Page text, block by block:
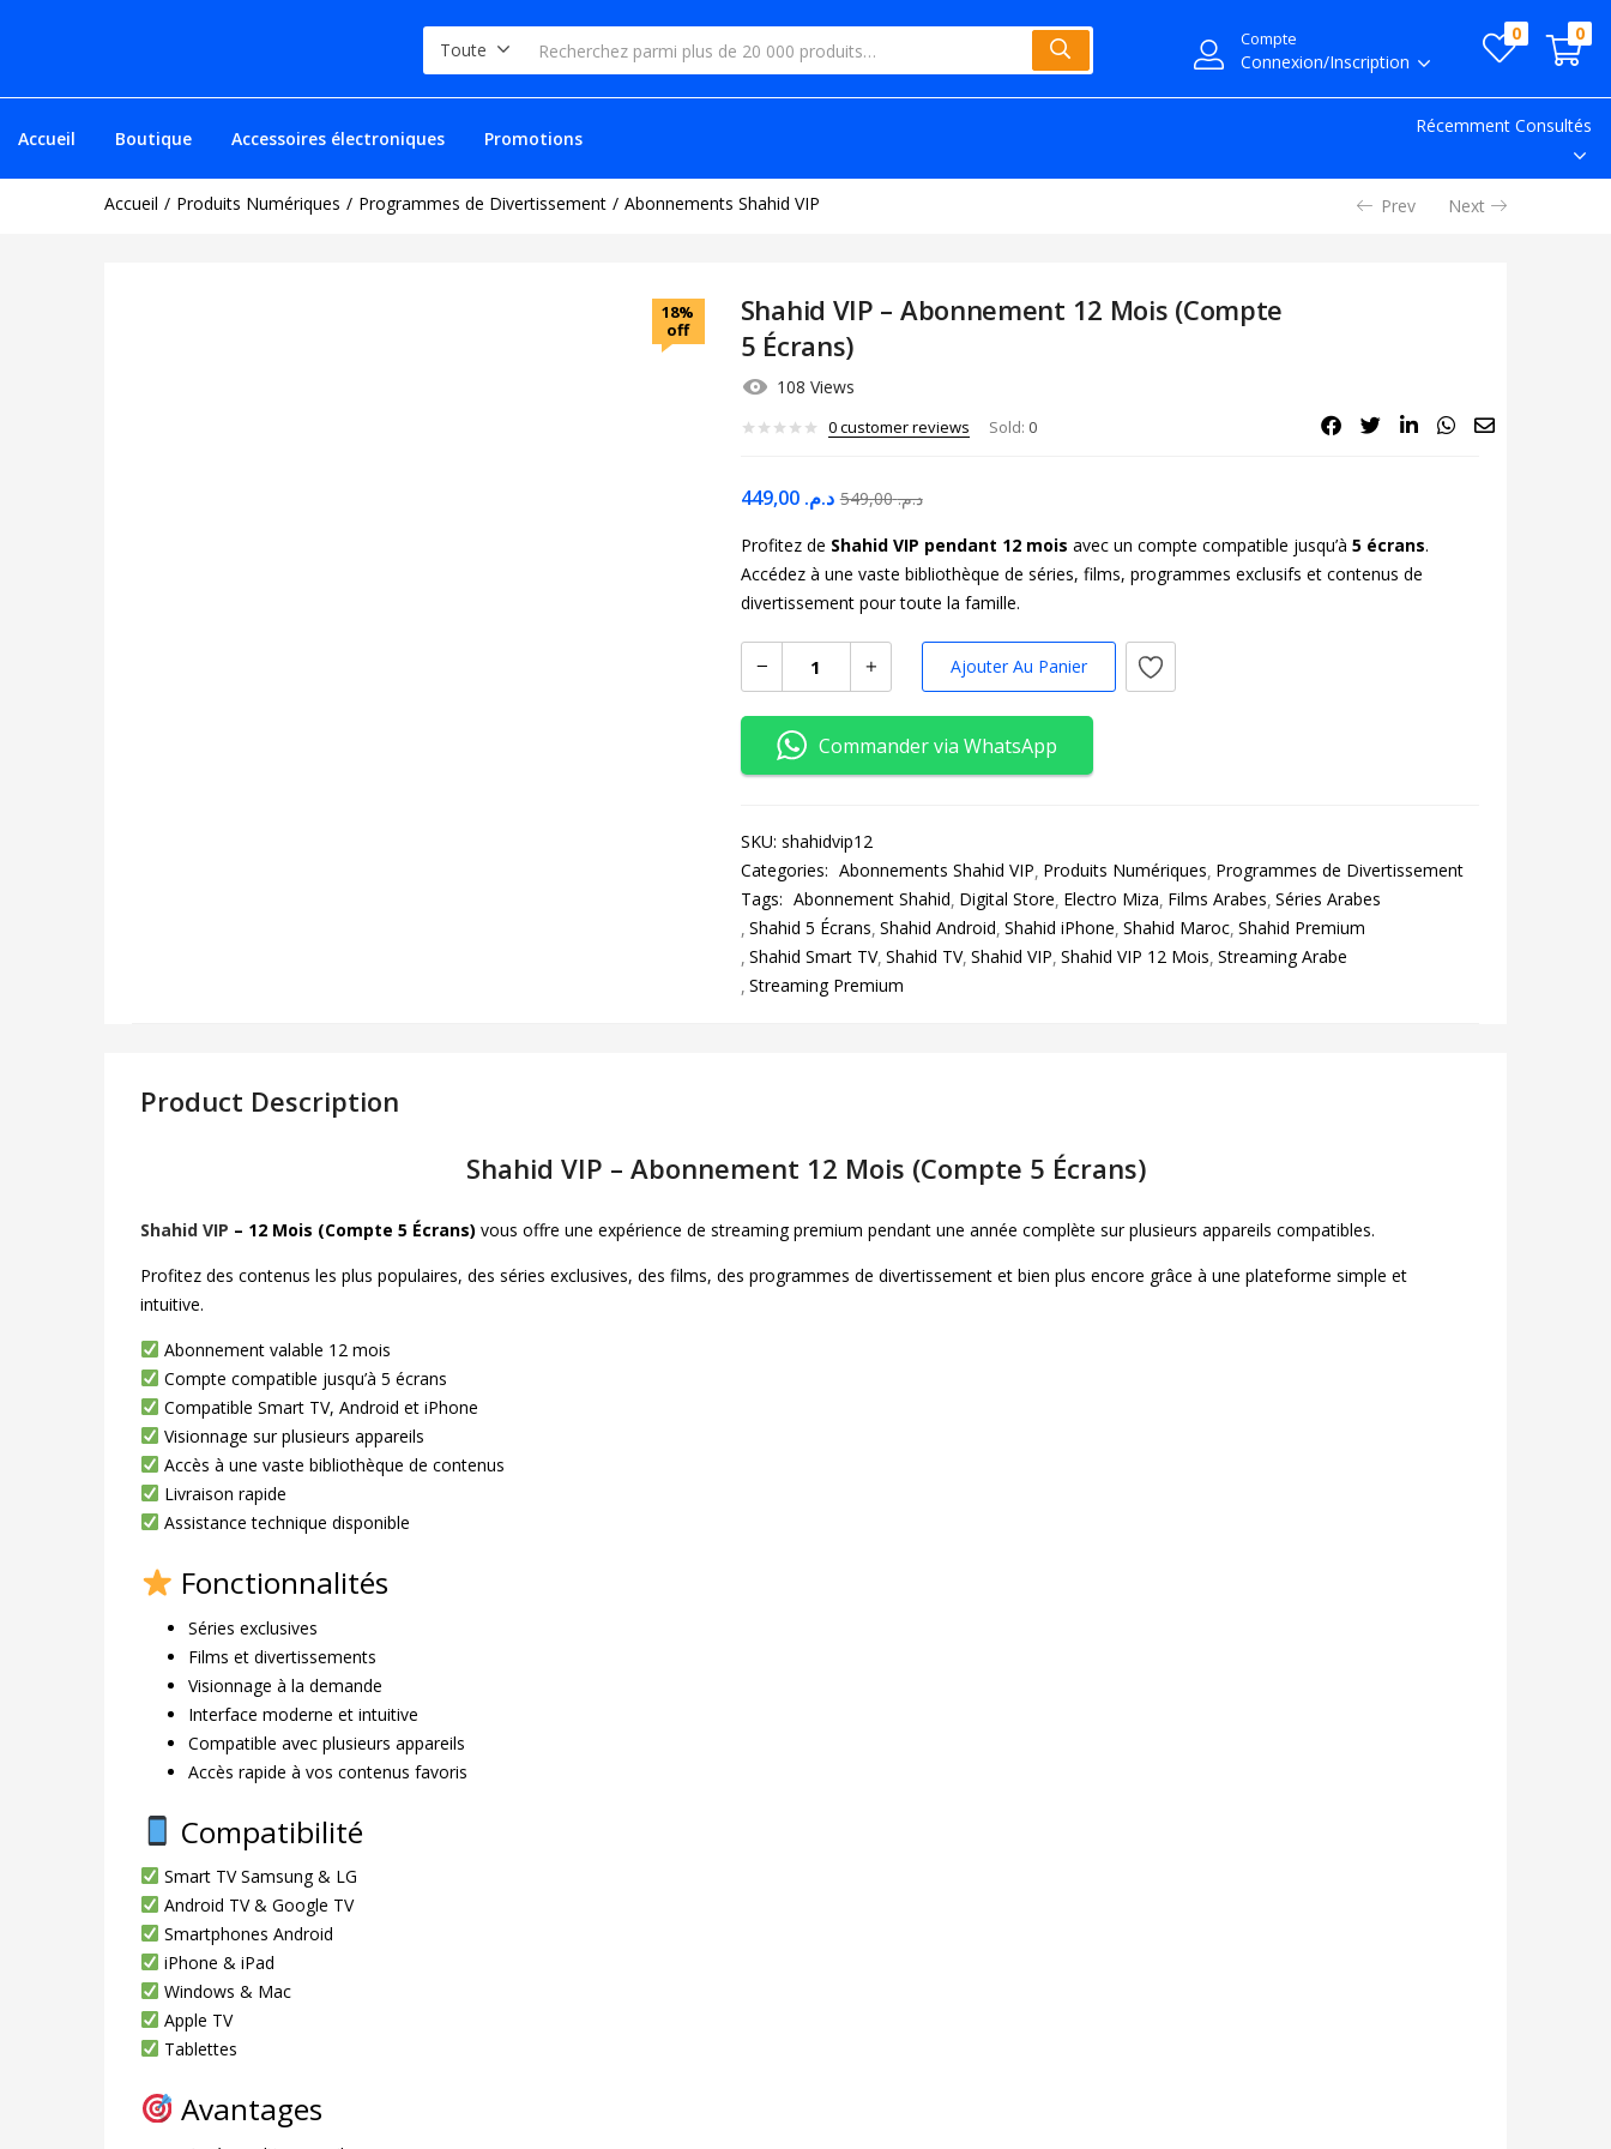
Toute
Compte
Connexion/Inscription
0 0
Accueil Boutique Accessoires électroniques Promotions
Récemment Consultés
Accueil Produits Numériques Programmes de Divertissement Abonnements Shahid VIP Prev Next
18%
off
Shahid VIP – Abonnement 12 Mois (Compte
5 Écrans)
108 Views
0customer reviews Sold: 0
د.م. 449,00 د.م.549,00
Profitez de Shahid VIP pendant 12 mois avec un compte compatible jusqu’à 5 écrans.
Accédez à une vaste bibliothèque de séries, films, programmes exclusifs et contenus de
divertissement pour toute la famille.
Ajouter Au Panier
Commander via WhatsApp
SKU: shahidvip12
Categories: Abonnements Shahid VIP Produits Numériques Programmes de Divertissement
Tags: Abonnement Shahid Digital Store Electro Miza Films Arabes Séries Arabes
Shahid 5 Écrans Shahid Android Shahid iPhone Shahid Maroc Shahid Premium
Shahid Smart TV Shahid TV Shahid VIP Shahid VIP 12 Mois Streaming Arabe
Streaming Premium
Product Description
Shahid VIP – Abonnement 12 Mois (Compte 5 Écrans)
Shahid VIP – 12 Mois (Compte 5 Écrans) vous offre une expérience de streaming premium pendant une année complète sur plusieurs appareils compatibles.
Profitez des contenus les plus populaires, des séries exclusives, des films, des programmes de divertissement et bien plus encore grâce à une plateforme simple et
intuitive.
Abonnement valable 12 mois
Compte compatible jusqu’à 5 écrans
Compatible Smart TV, Android et iPhone
Visionnage sur plusieurs appareils
Accès à une vaste bibliothèque de contenus
Livraison rapide
Assistance technique disponible
Fonctionnalités
Séries exclusives
Films et divertissements
Visionnage à la demande
Interface moderne et intuitive
Compatible avec plusieurs appareils
Accès rapide à vos contenus favoris
Compatibilité
Smart TV Samsung & LG
Android TV & Google TV
Smartphones Android
iPhone & iPad
Windows & Mac
Apple TV
Tablettes
Avantages